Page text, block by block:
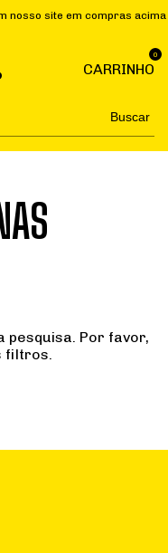
site em compras
CARRINHO
0
Buscar
pesquisa. Por favor,
filtros.